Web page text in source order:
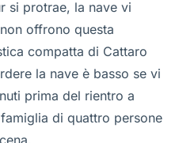
si protrae, la nave vi
offrono questa
compatta di Cattaro
la nave è basso se vi
prima del rientro a
di quattro persone